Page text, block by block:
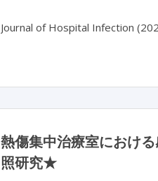
熱傷集中治療室におけ
照研究★